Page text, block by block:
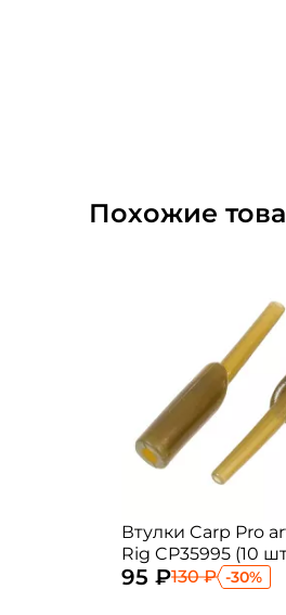
Похожие
Втулки Carp Pro
Rig CP35995 (10
95 ₽130 ₽ -30%